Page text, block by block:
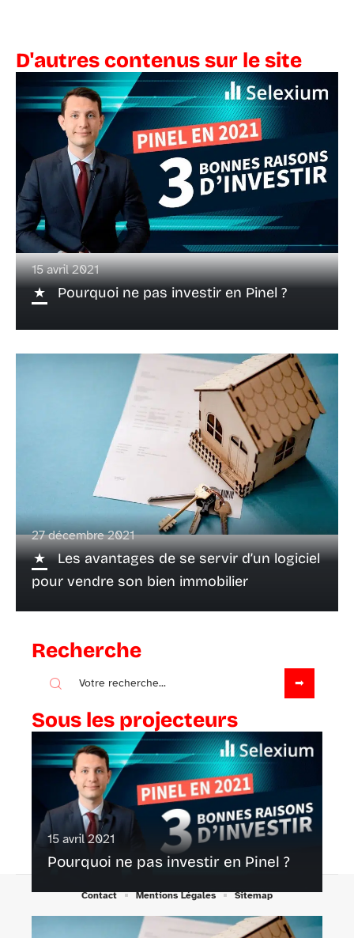
D'autres contenus sur le site
15 avril 2021
Pourquoi ne pas investir en Pinel ?
27 décembre 2021
Les avantages de se servir d’un logiciel
pour vendre son bien immobilier
Recherche
Sous les projecteurs
15 avril 2021
Pourquoi ne pas investir en Pinel ?
© 2025 | site-leader-immobilier.fr
Contact Mentions Légales Sitemap